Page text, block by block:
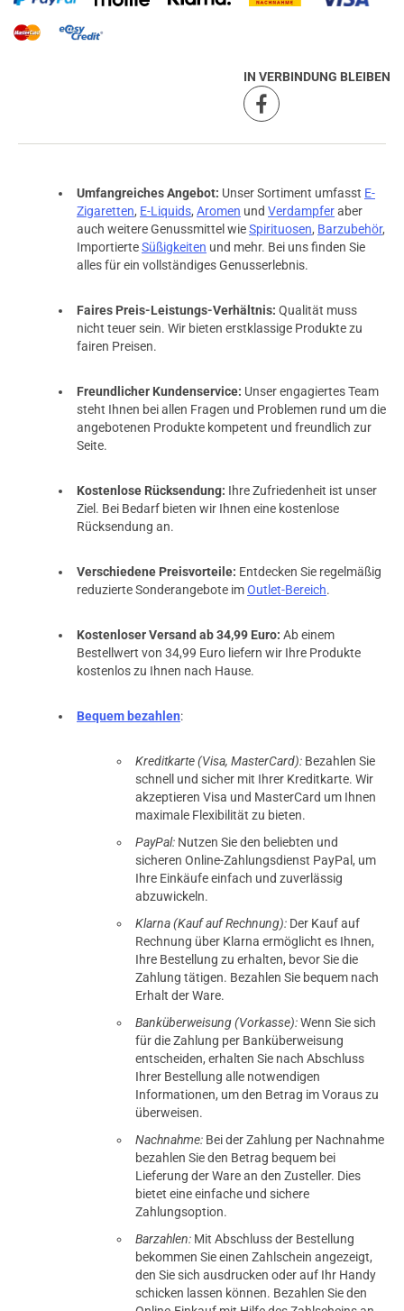
IN VERBINDUNG BLEIBEN
Umfangreiches Angebot: Unser Sortiment umfasst E-
Zigaretten, E-Liquids, Aromen und Verdampferaber
auch weitere Genussmittel wieSpirituosen, Barzubehör,
ImportierteSüßigkeiten und mehr. Bei uns finden Sie
alles für ein vollständiges Genusserlebnis.
Faires Preis-Leistungs-Verhältnis: Qualität muss
nicht teuer sein. Wir bieten erstklassige Produkte zu
fairen Preisen.
Freundlicher Kundenservice: Unser engagiertes Team
steht Ihnen bei allen Fragen und Problemen rund um die
angebotenen Produkte kompetent und freundlich zur
Seite.
Kostenlose Rücksendung: Ihre Zufriedenheit ist unser
Ziel. Bei Bedarf bieten wir Ihnen eine kostenlose
Rücksendung an.
Verschiedene Preisvorteile: Entdecken Sie regelmäßig
reduzierte Sonderangebote imOutlet-Bereich.
Kostenloser Versand ab 34,99 Euro: Ab einem
Bestellwert von 34,99 Euro liefern wir Ihre Produkte
kostenlos zu Ihnen nach Hause.
Bequem bezahlen:
Kreditkarte (Visa, MasterCard): Bezahlen Sie
schnell und sicher mit Ihrer Kreditkarte. Wir
akzeptieren Visa und MasterCard um Ihnen
maximale Flexibilität zu bieten.
PayPal: Nutzen Sie den beliebten und
sicheren Online-Zahlungsdienst PayPal, um
Ihre Einkäufe einfach und zuverlässig
abzuwickeln.
Klarna (Kauf auf Rechnung): Der Kauf auf
Rechnung über Klarna ermöglicht es Ihnen,
Ihre Bestellung zu erhalten, bevor Sie die
Zahlung tätigen. Bezahlen Sie bequem nach
Erhalt der Ware.
Banküberweisung (Vorkasse):Wenn Sie sich
für die Zahlung per Banküberweisung
entscheiden, erhalten Sie nach Abschluss
Ihrer Bestellung alle notwendigen
Informationen, um den Betrag im Voraus zu
überweisen.
Nachnahme: Bei der Zahlung per Nachnahme
bezahlen Sie den Betrag bequem bei
Lieferung der Ware an den Zusteller. Dies
bietet eine einfache und sichere
Zahlungsoption.
Barzahlen: Mit Abschluss der Bestellung
bekommen Sie einen Zahlschein angezeigt,
den Sie sich ausdrucken oder auf Ihr Handy
schicken lassen können. Bezahlen Sie den